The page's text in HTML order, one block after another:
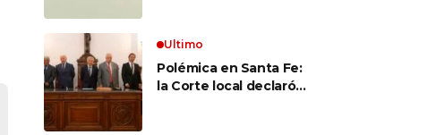
sobre las alas de un
avión en movimiento:
«Las palabras ‘no
Ultimo
Polémica en Santa Fe:
la Corte local declaró